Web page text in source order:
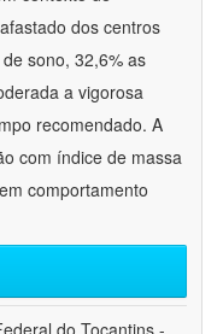
dos centros
sono, 32,6% as
a vigorosa
recomendado. A
com índice de massa
comportamento